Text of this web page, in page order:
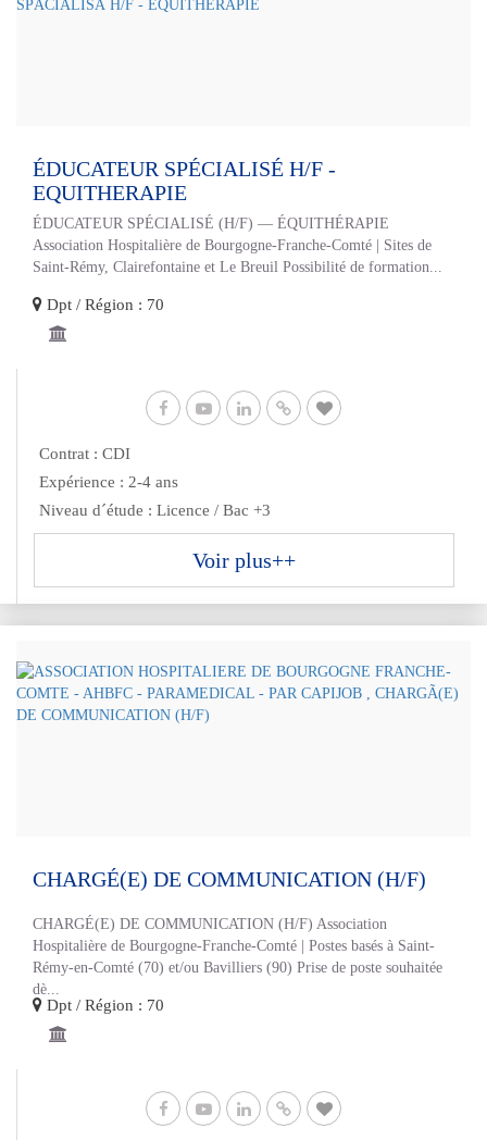
ÉDUCATEUR SPÉCIALISÉ H/F -
EQUITHERAPIE
ÉDUCATEUR SPÉCIALISÉ (H/F) — ÉQUITHÉRAPIE
Association Hospitalière de Bourgogne-Franche-Comté | Sites de
Saint-Rémy, Clairefontaine et Le Breuil Possibilité de formation...
Dpt / Région : 70
Contrat : CDI
Expérience : 2-4 ans
Niveau d´étude : Licence / Bac +3
Voir plus++
CHARGÉ(E) DE COMMUNICATION (H/F)
CHARGÉ(E) DE COMMUNICATION (H/F) Association
Hospitalière de Bourgogne-Franche-Comté | Postes basés à Saint-
Rémy-en-Comté (70) et/ou Bavilliers (90) Prise de poste souhaitée
dè...
Dpt / Région : 70